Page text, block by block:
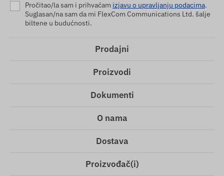
Pročitao/la sam i prihvaćam izjavu o upravljanju podacima.
Suglasan/na sam da mi FlexCom Communications Ltd. šalje
biltene u budućnosti.
Prodajni
Proizvodi
Dokumenti
O nama
Dostava
Proizvođač(i)